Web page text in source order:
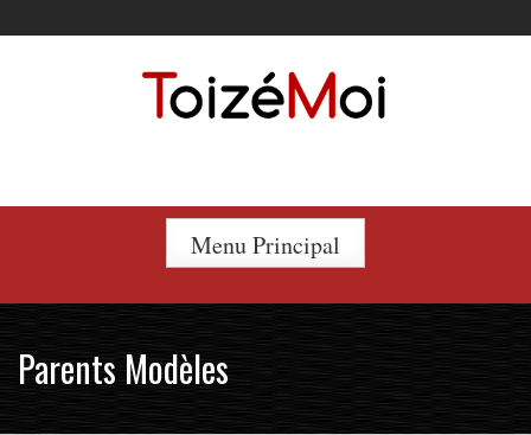
to
Menu Principal
Parents Modèles